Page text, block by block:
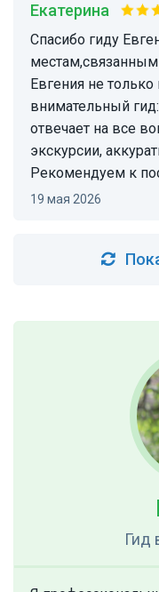
Екатерина
Спасибо гиду Евгении за отличную экскурсию по
Евгения не
внимательный
отвечает на все
экскурсии,
Рекомендуем к
19 мая 2026
Гид